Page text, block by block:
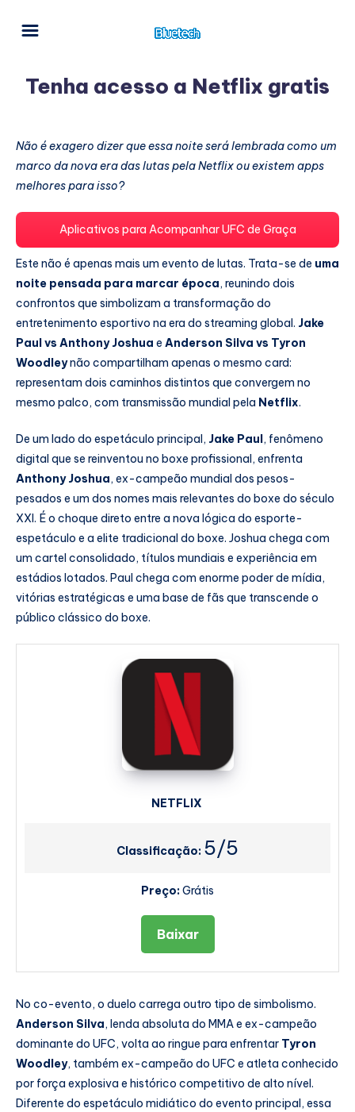
Tenha acesso a Netflix gratis
Não é exagero dizer que essa noite será lembrada como um
marco da nova era das lutas pela Netflix ou existem apps
melhores para isso?
Aplicativos para Acompanhar UFC de Graça
Este não é apenas mais um evento de lutas. Trata-se de uma
noite pensada para marcar época, reunindo dois
confrontos que simbolizam a transformação do
entretenimento esportivo na era do streaming global. Jake
Paul vs Anthony Joshua e Anderson Silva vs Tyron
Woodleynão compartilham apenas o mesmo card:
representam dois caminhos distintos que convergem no
mesmo palco, com transmissão mundial pela Netflix.
De um lado do espetáculo principal, Jake Paul, fenômeno
digital que se reinventou no boxe profissional, enfrenta
Anthony Joshua, ex-campeão mundial dos pesos-
pesados e um dos nomes mais relevantes do boxe do século
XXI. É o choque direto entre a nova lógica do esporte-
espetáculo e a elite tradicional do boxe. Joshua chega com
um cartel consolidado, títulos mundiais e experiência em
estádios lotados. Paul chega com enorme poder de mídia,
vitórias estratégicas e uma base de fãs que transcende o
público clássico do boxe.
NETFLIX
Classificação: 5/5
Preço:Grátis
Baixar
No co-evento, o duelo carrega outro tipo de simbolismo.
Anderson Silva, lenda absoluta do MMA e ex-campeão
dominante do UFC, volta ao ringue para enfrentar Tyron
Woodley, também ex-campeão do UFC e atleta conhecido
por força explosiva e histórico competitivo de alto nível.
Diferente do espetáculo midiático do evento principal, essa